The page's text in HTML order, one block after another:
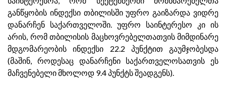
განწყობის ინდექსი თბილისში უფრო გაიზარდა ვიდრე
დანარჩენ საქართველოში. უფრო საინტერესო კი ის
არის, რომ თბილისის მაცხოვრებელთათვის მიმდინარე
მდგომარეობის ინდექსი 22.2 პუნქტით გაუმჯობესდა
(მაშინ, როდესაც დანარჩენი საქართველოსათვის ეს
მაჩვენებელი მხოლოდ 9.4 პუნქტს შეადგენს).